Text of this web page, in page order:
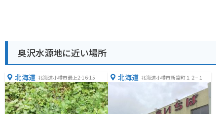
奥沢水源地に近い場所
北海道 北海道小樽市最上2-16-15 北海道 北海道小樽市新富町１２−１